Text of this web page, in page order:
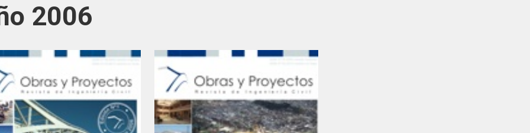
Año 2008
Año 2006
2006